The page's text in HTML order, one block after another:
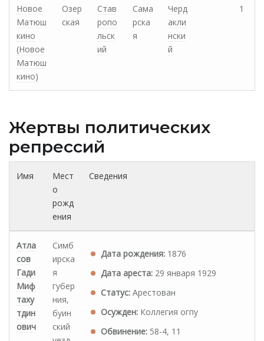
Новое
Матюш
кино
(Новое
Матюш
кино)
Озер
ская
Став
ропо
льск
ий
Сама
рска
я
Черд
акли
нски
й
1
Жертвы политических
репрессий
Имя
Мест
о
рожд
ения
Сведения
Атла
сов
Гади
Миф
таху
тдин
ович
Симб
ирска
я
губер
ния,
буин
ский
Дата рождения: 1876
Дата ареста: 29 января 1929
Статус: Арестован
Осужден: Коллегия огпу
Обвинение: 58-4, 11